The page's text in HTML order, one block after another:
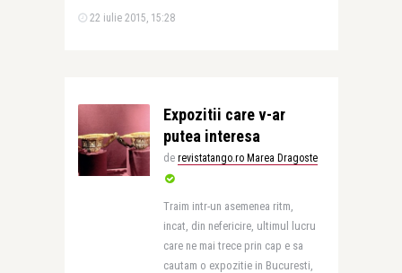
22 iulie 2015, 15:28
Expozitii care v-ar
putea interesa
de revistatango.ro Marea Dragoste
Traim intr-un asemenea ritm,
incat, din nefericire, ultimul lucru
care ne mai trece prin cap e sa
cautam o expozitie in Bucuresti,